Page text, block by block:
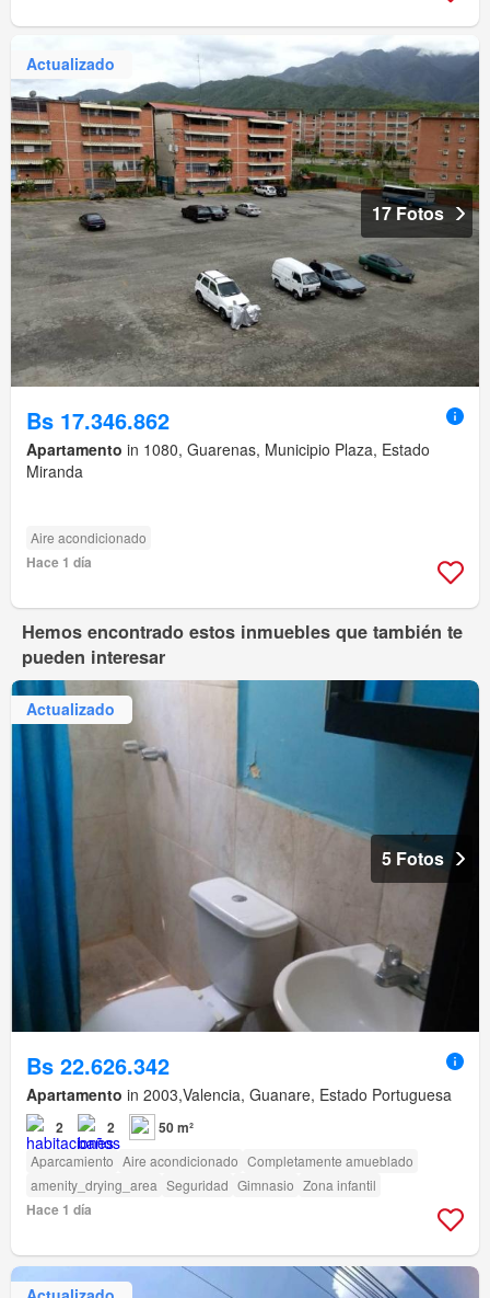
Actualizado
17 Fotos
Bs 17.346.862
Apartamento in 1080, Guarenas, Municipio Plaza, Estado
Miranda
Aire acondicionado
Hace 1 día
Hemos encontrado estos inmuebles que también te
pueden interesar
Actualizado
5 Fotos
Bs 22.626.342
Apartamento in 2003,Valencia, Guanare, Estado Portuguesa
2 2 50 m²
Aparcamiento Aire acondicionado Completamente amueblado
amenity_drying_area Seguridad Gimnasio Zona infantil
Hace 1 día